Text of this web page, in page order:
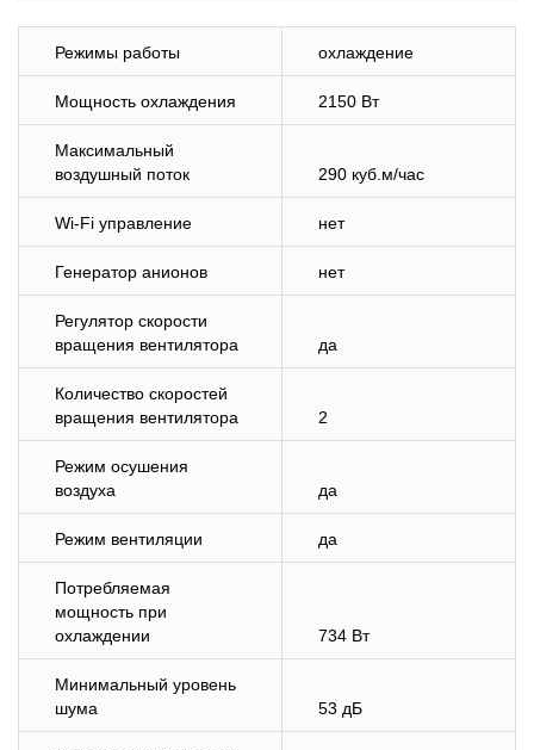
Режимы работы охлаждение
Мощность охлаждения 2150 Вт
Максимальный
воздушный поток
290 куб.м/час
Wi-Fi управление нет
Генератор анионов нет
Регулятор скорости
вращения вентилятора
да
Количество скоростей
вращения вентилятора
2
Режим осушения
воздуха
да
Режим вентиляции да
Потребляемая
мощность при
охлаждении
734 Вт
Минимальный уровень
шума
53 дБ